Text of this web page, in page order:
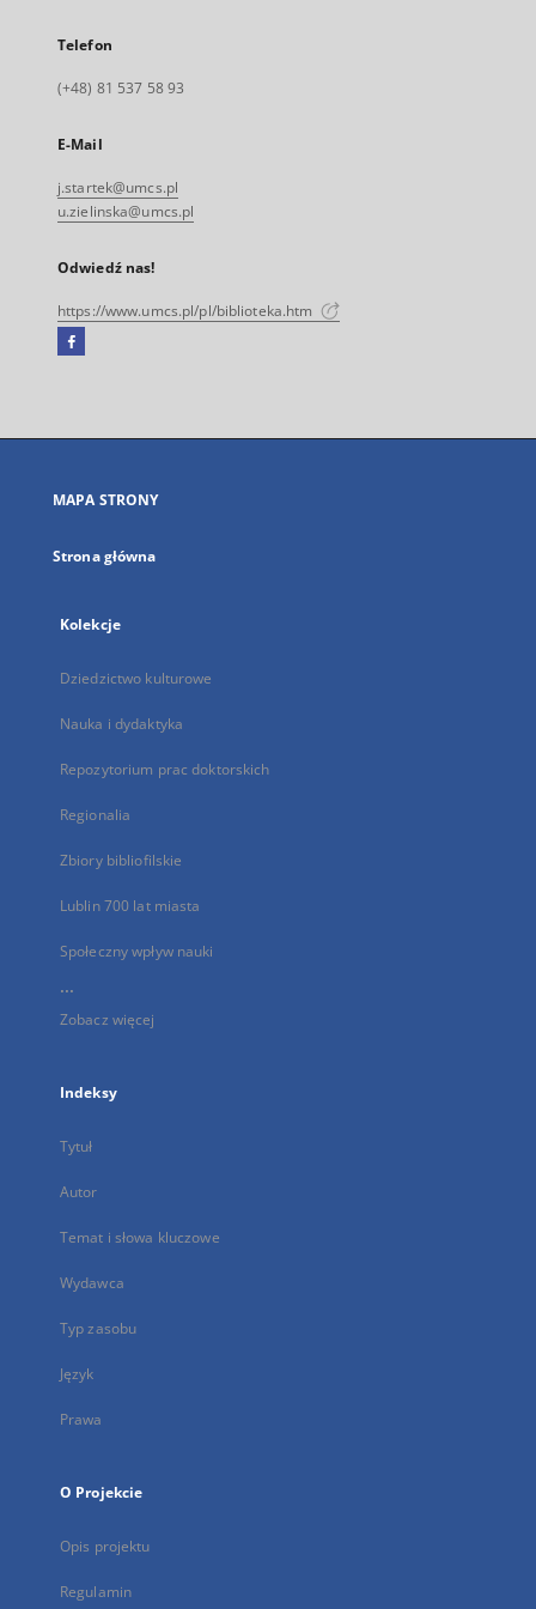
Telefon
(+48) 81 537 58 93
E-Mail
j.startek@umcs.pl
u.zielinska@umcs.pl
Odwiedź nas!
https://www.umcs.pl/pl/biblioteka.htm
Facebook
się
karcie
MAPA STRONY
Strona główna
Kolekcje
Dziedzictwo kulturowe
Nauka i dydaktyka
Repozytorium prac doktorskich
Regionalia
Zbiory bibliofilskie
Lublin 700 lat miasta
Społeczny wpływ nauki
...
Zobacz więcej
Indeksy
Tytuł
Autor
Temat i słowa kluczowe
Wydawca
Typ zasobu
Język
Prawa
O Projekcie
Opis projektu
Regulamin